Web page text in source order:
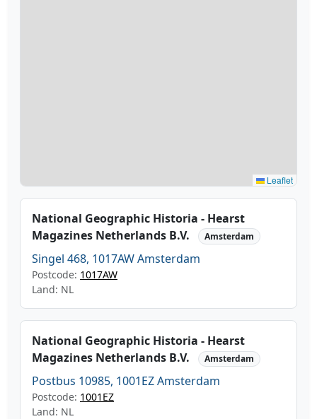
Leaflet
National Geographic Historia - Hearst
Magazines Netherlands B.V.
Amsterdam
Singel 468, 1017AW Amsterdam
Postcode: 1017AW
Land: NL
National Geographic Historia - Hearst
Magazines Netherlands B.V.
Amsterdam
Postbus 10985, 1001EZ Amsterdam
Postcode: 1001EZ
Land: NL